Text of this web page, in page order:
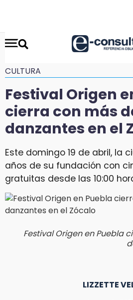
CULTURA
Festival Origen
cierra con más
danzantes en el
Este domingo 19 de abril, la
años de su fundación con
gratuitas desde las 10:00
Festival Origen en Puebla
LIZZETTE